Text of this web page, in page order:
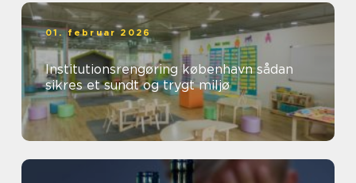
01. februar 2026
Institutionsrengøring københavn sådan
sikres et sundt og trygt miljø